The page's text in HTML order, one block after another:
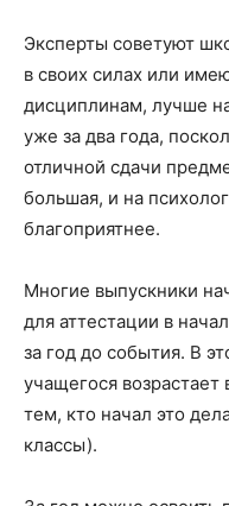
Эксперты советуют
в своих силах или
дисциплинам, лучше
уже за два года,
отличной сдачи
большая, и на
благоприятнее.
Многие выпускники
для аттестации в
за год до события. В
учащегося
тем, кто начал это
классы).